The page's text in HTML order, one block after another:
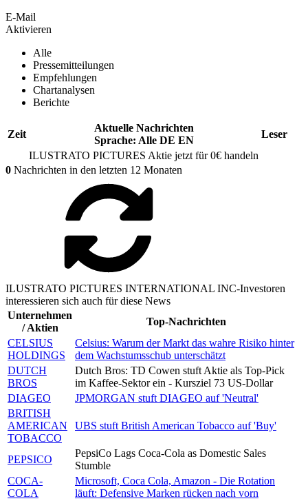
E-Mail
Aktivieren
Alle
Pressemitteilungen
Empfehlungen
Chartanalysen
Berichte
Zeit
Aktuelle Nachrichten
Sprache: Alle DE EN
Leser
ILUSTRATO PICTURES Aktie jetzt für 0€ handeln
0 Nachrichten in den letzten 12 Monaten
ILUSTRATO PICTURES INTERNATIONAL INC-Investoren
interessieren sich auch für diese News
Unternehmen
/ Aktien
Top-Nachrichten
CELSIUS
HOLDINGS
Celsius: Warum der Markt das wahre Risiko hinter
dem Wachstumsschub unterschätzt
DUTCH
BROS
Dutch Bros: TD Cowen stuft Aktie als Top-Pick
im Kaffee-Sektor ein - Kursziel 73 US-Dollar
DIAGEO
JPMORGAN stuft DIAGEO auf 'Neutral'
BRITISH
AMERICAN
TOBACCO
UBS stuft British American Tobacco auf 'Buy'
PEPSICO
PepsiCo Lags Coca-Cola as Domestic Sales
Stumble
COCA-
COLA
Microsoft, Coca Cola, Amazon - Die Rotation
läuft: Defensive Marken rücken nach vorn